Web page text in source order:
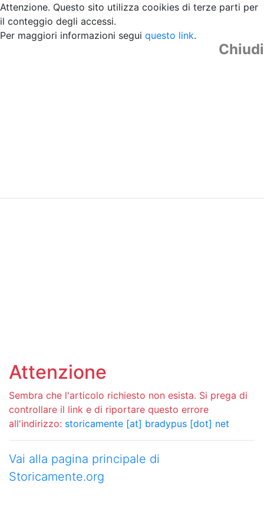
Attenzione. Questo sito utilizza cooikies di terze parti per
il conteggio degli accessi.
Per maggiori informazioni segui questo link.
Chiudi
Attenzione
Sembra che l'articolo richiesto non esista. Si prega di
controllare il link e di riportare questo errore
all'indirizzo: storicamente [at] bradypus [dot] net
Vai alla pagina principale di
Storicamente.org